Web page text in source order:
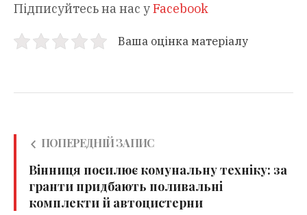
Підписуйтесь на нас уFacebook
Ваша оцінка матеріалу
ПОПЕРЕДНІЙ ЗАПИС
Вінниця посилює комунальну техніку: за
гранти придбають поливальні
комплекти й автоцистерни